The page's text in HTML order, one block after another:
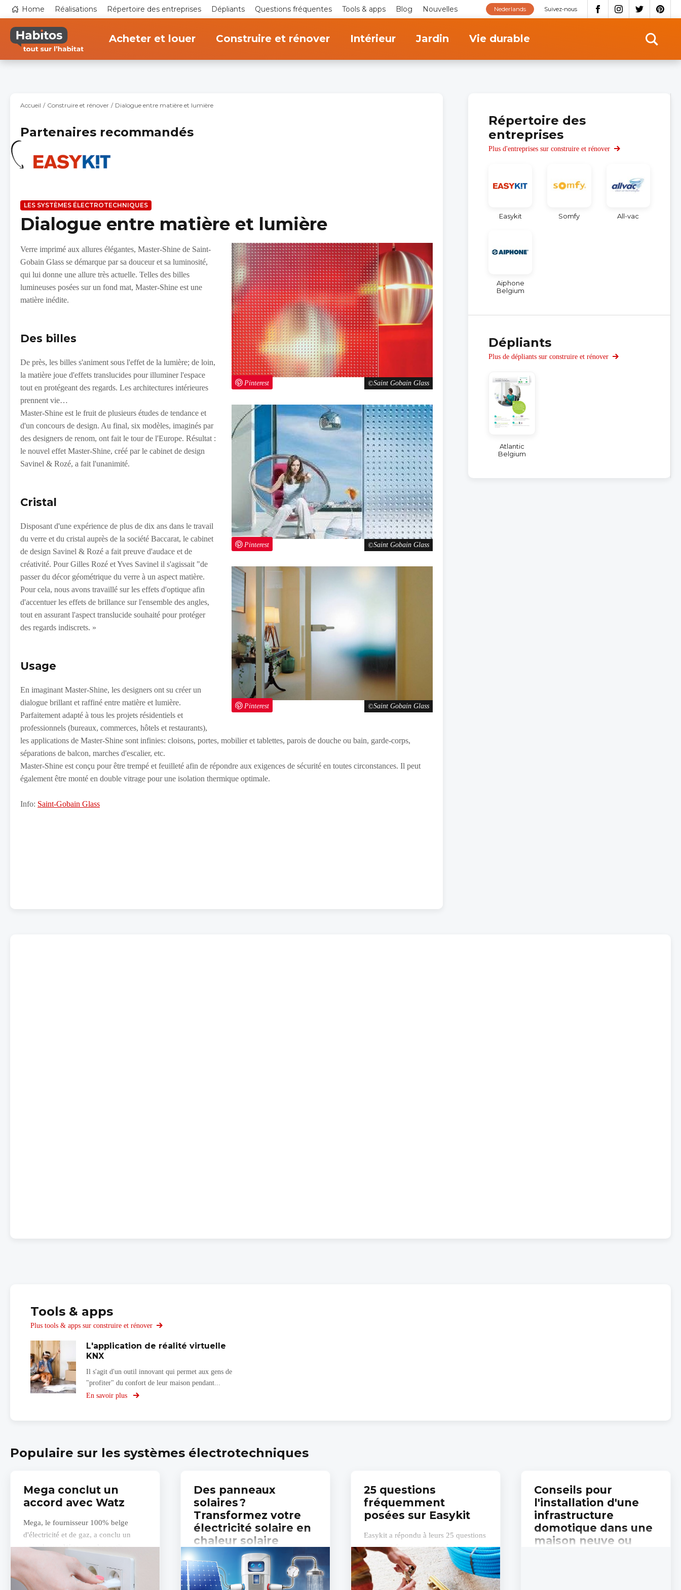
contenu
principal
Top
navigation
Home Réalisations Répertoire des entreprises Dépliants Questions fréquentes Tools & apps Blog Nouvelles Suivez-nous
Nederlands
Acheter et louer Construire et rénover Intérieur Jardin Vie durable
Accueil Construire et rénover Dialogue entre matière et lumière
Partenaires recommandés
LES SYSTÈMES ÉLECTROTECHNIQUES
Dialogue entre matière et lumière
Saint Gobain Glass
Pinterest
Saint Gobain Glass
Pinterest
Saint Gobain Glass
Pinterest
Verre imprimé aux allures élégantes, Master-Shine de Saint-
Gobain Glass se démarque par sa douceur et sa luminosité,
qui lui donne une allure très actuelle. Telles des billes
lumineuses posées sur un fond mat, Master-Shine est une
matière inédite.
Des billes
De près, les billes s'animent sous l'effet de la lumière; de loin,
la matière joue d'effets translucides pour illuminer l'espace
tout en protégeant des regards. Les architectures intérieures
prennent vie…
Master-Shine est le fruit de plusieurs études de tendance et
d'un concours de design. Au final, six modèles, imaginés par
des designers de renom, ont fait le tour de l'Europe. Résultat :
le nouvel effet Master-Shine, créé par le cabinet de design
Savinel & Rozé, a fait l'unanimité.
Cristal
Disposant d'une expérience de plus de dix ans dans le travail
du verre et du cristal auprès de la société Baccarat, le cabinet
de design Savinel & Rozé a fait preuve d'audace et de
créativité. Pour Gilles Rozé et Yves Savinel il s'agissait "de
passer du décor géométrique du verre à un aspect matière.
Pour cela, nous avons travaillé sur les effets d'optique afin
d'accentuer les effets de brillance sur l'ensemble des angles,
tout en assurant l'aspect translucide souhaité pour protéger
des regards indiscrets. »
Usage
En imaginant Master-Shine, les designers ont su créer un
dialogue brillant et raffiné entre matière et lumière.
Parfaitement adapté à tous les projets résidentiels et
professionnels (bureaux, commerces, hôtels et restaurants),
les applications de Master-Shine sont infinies: cloisons, portes, mobilier et tablettes, parois de douche ou bain, garde-corps,
séparations de balcon, marches d'escalier, etc.
Master-Shine est conçu pour être trempé et feuilleté afin de répondre aux exigences de sécurité en toutes circonstances. Il peut
également être monté en double vitrage pour une isolation thermique optimale.
Info: Saint-Gobain Glass
Répertoire des
entreprises
Plus d'entreprises sur construire et rénover
Easykit Somfy All-vac
Aiphone
Belgium
Dépliants
Plus de dépliants sur construire et rénover
Atlantic
Belgium
Tools & apps
Plus tools & apps sur construire et rénover
L'application de réalité virtuelle
KNX
Il s'agit d'un outil innovant qui permet aux gens de
"profiter" du confort de leur maison pendant...
En savoir plus
sur
Populaire sur les systèmes électrotechniques
Mega conclut un
accord avec Watz
Mega, le fournisseur 100% belge
d'électricité et de gaz, a conclu un
accord avec Watz, un plus petit
fournisseur d'énergie principalement
Des panneaux
solaires ?
Transformez votre
électricité solaire en
chaleur solaire
Les chauffe-eau thermodynamiques
d’Atlantic tirent le meilleur parti de
l’électricité autoproduite. >> Les
25 questions
fréquemment
posées sur Easykit
Easykit a répondu à leurs 25 questions
les plus fréquemment posées.
Conseils pour
l'installation d'une
infrastructure
domotique dans une
maison neuve ou